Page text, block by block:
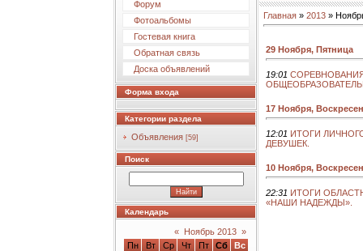
Форум
Фотоальбомы
Гостевая книга
Обратная связь
Доска объявлений
Форма входа
Категории раздела
Объявления [59]
Поиск
Календарь
« Ноябрь 2013 »
Пн
Вт Ср Чт Пт Сб
Вс
Главная » 2013 »
29 Ноября, Пятница
19:01
17 Ноября,
12:01 ИТОГИ
ДЕВУШЕК.
10 Ноября,
22:31 ИТОГИ
«НАШИ НАДЕЖДЫ».